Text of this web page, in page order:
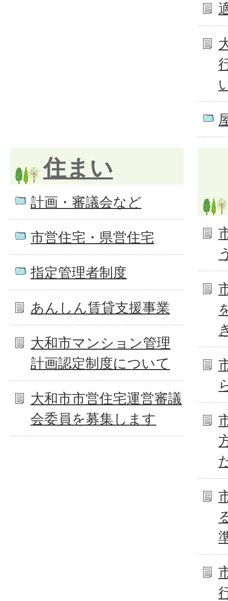
住まい
計画・審議会など
市営住宅・県営住宅
指定管理者制度
あんしん賃貸支援事業
大和市マンション管理
計画認定制度について
大和市市営住宅運営審議
会委員を募集します